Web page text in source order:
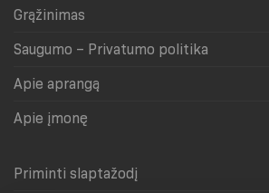
Grąžinimas
Saugumo – Privatumo politika
Apie aprangą
Apie įmonę
Priminti slaptažodį